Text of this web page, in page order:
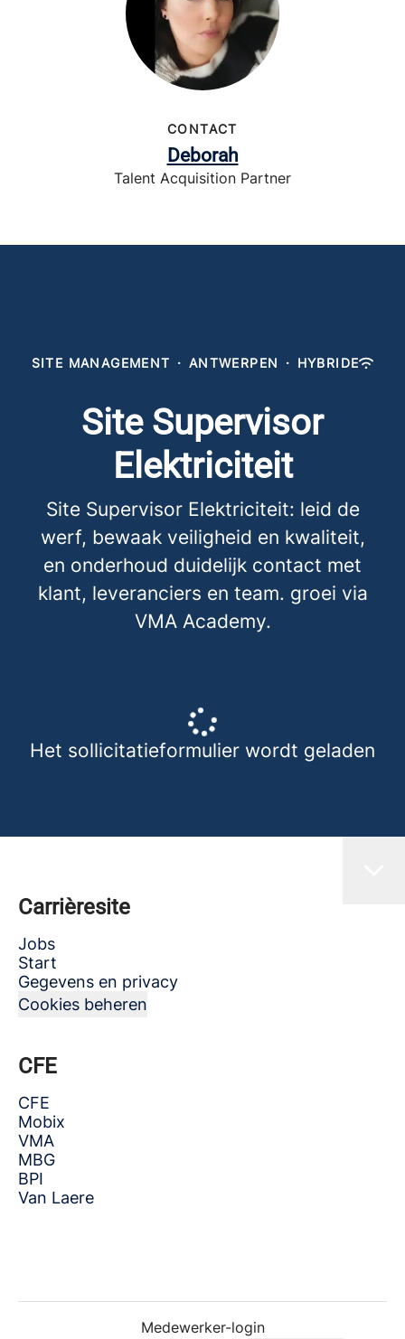
CONTACT
Deborah
Talent Acquisition Partner
SITE MANAGEMENT · ANTWERPEN · HYBRIDE
Site Supervisor
Elektriciteit
Site Supervisor Elektriciteit: leid de
werf, bewaak veiligheid en kwaliteit,
en onderhoud duidelijk contact met
klant, leveranciers en team. groei via
VMA Academy.
Het sollicitatieformulier wordt geladen
Carrièresite
Jobs
Start
Gegevens en privacy
Cookies beheren
CFE
CFE
Mobix
VMA
MBG
BPI
Van Laere
Medewerker-login